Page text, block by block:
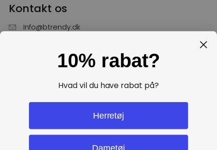
Kontakt os
Info@btrendy.dk
Hverdage fra kl. 10 - 16
10% rabat?
Hvad vil du have rabat på?
Herretøj